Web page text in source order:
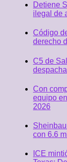
Detiene
ilegal de
Código
derecho
C5 de
Con
equipo
2026
con 6.6
ICE